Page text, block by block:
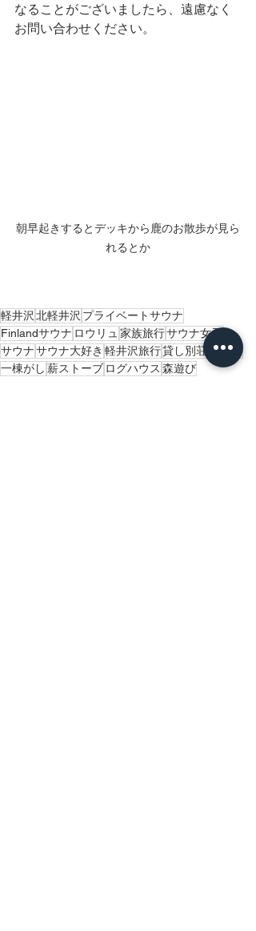
なることがございましたら、遠慮なく
お問い合わせください。
朝早起きするとデッキから鹿のお散歩が見ら
れるとか
軽井沢 北軽井沢 プライベートサウナ
Finlandサウナ ロウリュ 家族旅行サウナ女子
サウナサウナ大好き 軽井沢旅行貸し別荘
女子旅
一棟がし 薪ストーブ ログハウス 森遊び